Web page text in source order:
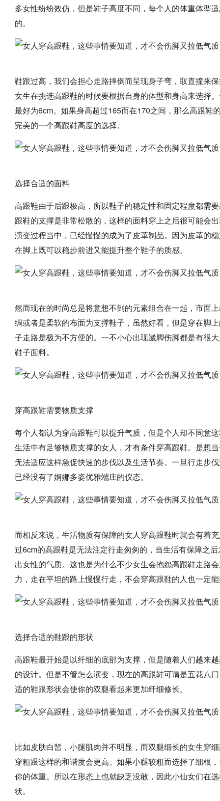
多女性纷纷效仿，但是鞋子高度不同，每个人的体重体型
的。
鞋跟过高，我们会担心走路摔倒而呈现身子弯，取直撞来
女生在挑选高跟鞋的时候要根据自身的体型和身高来选择
最好为6cm。如果身高超过165而在170之间，那么高跟鞋
完美的一个高跟鞋高度的选择。
选择合适的面料
高跟鞋由于后跟极高，所以鞋子的稳定性和固定程度都需
跟鞋的支撑是非常松散的，这样的面料穿上之后很可能会
演变过程当中，已经慢慢的成为了皮革制品。因为皮革的
在脚上既可以稳步前进又能提升整个鞋子的质感。
然而现在的时尚总是将意想不到的元素组合在一起，市面
绸或者是柔软的布面为支撑鞋子，虽然好看，但是穿在脚
子走路是极为不方便的。一不小心出现崴脚伤脚都是有很
鞋子面料。
穿高跟鞋需要物质支撑
每个人都认为穿高跟鞋可以提升气质，但是个人却不同意
生活中有足够物质支撑的女人，才有条件穿高跟鞋。是想
无法适应这样急促快速的步伐以及生活节奏。一旦行走步
已经没有了婀娜多姿优雅端庄的仪态。
而相反来说，生活物质有保障的女人穿高跟鞋时就会有着
过6cm的高跟鞋是无法注定行走匆匆的，当生活有保障之
出女性的气质。这也是为什么不少女生会抱怨高跟鞋走路
力，走在平坦的路上慢慢行走，不会穿高跟鞋的人也一定
选择合适的鞋跟的形状
高跟鞋最开始是以纤细的底部为支撑，但是随着人们越来
的设计。但是不管怎么演变，现在的高跟鞋可谓是五花八
适的鞋跟形状会使你的双腿看起来更加纤细修长。
比如皮肤白皙，小腿肌肉并不明显，而双腿细长的女生穿
穿粗跟这样的和谐度会更高。如果小腿较粗而选择了细根
你的体重。所以在形态上也就缺乏没敢，因此小仙女们在
状。